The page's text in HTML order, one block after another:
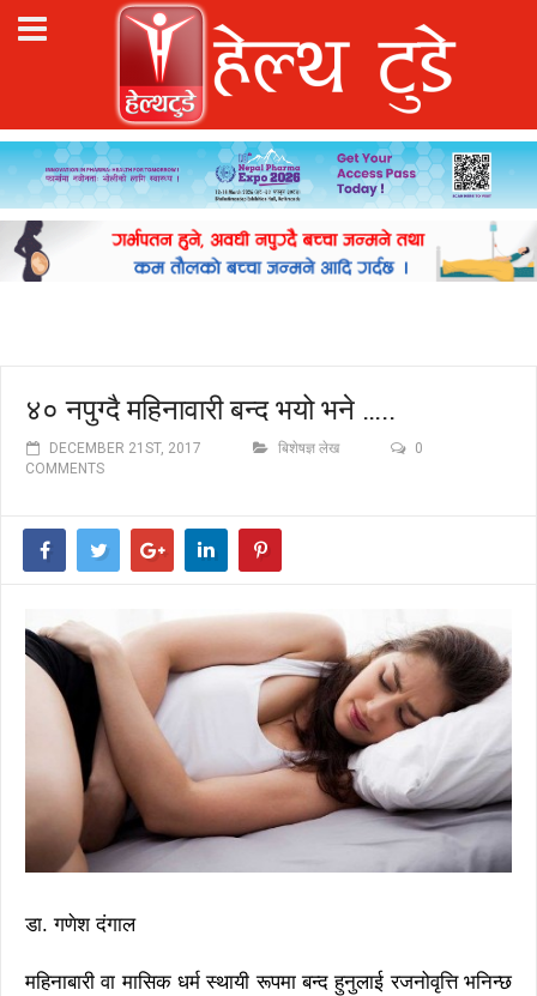
४० नपुग्दै महिनावारी बन्द भयो भने …..
DECEMBER 21ST, 2017 बिशेषज्ञ लेख
0
COMMENTS
डा. गणेश दंगाल
महिनाबारी वा मासिक धर्म स्थायी रूपमा बन्द हुनुलाई रजनोवृत्ति भनिन्छ